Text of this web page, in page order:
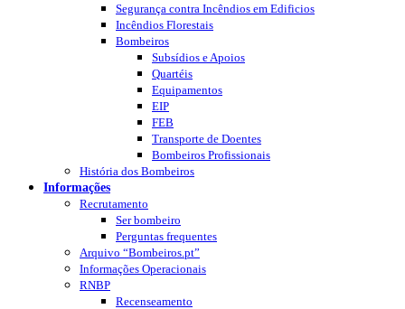
Segurança contra Incêndios em Edificios
Incêndios Florestais
Bombeiros
Subsídios e Apoios
Quartéis
Equipamentos
EIP
FEB
Transporte de Doentes
Bombeiros Profissionais
História dos Bombeiros
Informações
Recrutamento
Ser bombeiro
Perguntas frequentes
Arquivo “Bombeiros.pt”
Informações Operacionais
RNBP
Recenseamento